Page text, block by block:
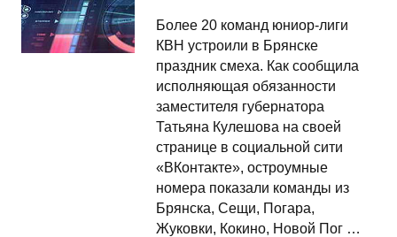
Более 20 команд юниор-лиги
КВН устроили в Брянске
праздник смеха. Как сообщила
исполняющая обязанности
заместителя губернатора
Татьяна Кулешова на своей
странице в социальной сити
«ВКонтакте», остроумные
номера показали команды из
Брянска, Сещи, Погара,
Жуковки, Кокино, Новой Пог …